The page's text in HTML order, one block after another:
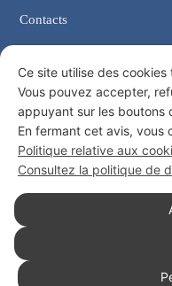
Contacts
Contacts
Chancellerie: Via Giosuè
eMail: cancelleria@ordine-
Tél. +39 06 47.41.190 +39 06
Social
Ce site utilise des
Vous pouvez accepter,
appuyant sur les boutons
En fermant cet avis, vous
Politique relative aux
Consultez la politique de